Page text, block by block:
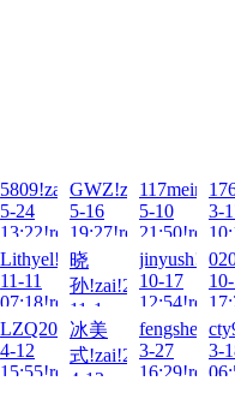
5809!zai!2026-
5-24
13:22!read!
GWZ!zai!2026-
5-16
19:27!read!
5-10
21:50!read!
3-
Lithyel!zai!2025-
11-11
07:18!read!
晓
孙!zai!2025-
11-1
16:14!read!
10-17
12:54!read!
LZQ2025!zai!2025-
4-12
15:55!read!
冰美
式!zai!2025-
4-12
3-27
16:29!read!
3-